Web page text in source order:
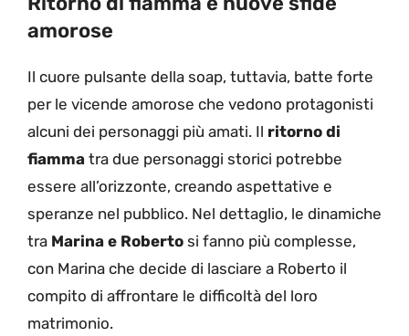
amorose
Il cuore pulsante della soap, tuttavia, batte forte
per le vicende amorose che vedono protagonisti
alcuni dei personaggi più amati. Il ritorno di
fiamma tra due personaggi storici potrebbe
essere all’orizzonte, creando aspettative e
speranze nel pubblico. Nel dettaglio, le dinamiche
tra Marina e Roberto si fanno più complesse,
con Marina che decide di lasciare a Roberto il
compito di affrontare le difficoltà del loro
matrimonio.